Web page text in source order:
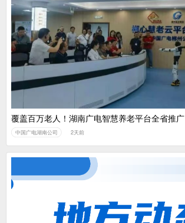
覆盖百万老人！湖南广电智慧养老平台全省推广
中国广电湖南公司 2天前